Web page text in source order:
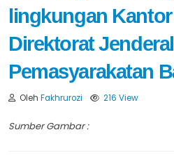
lingkungan
Direktorat Jenderal
Pemasyarakatan
Oleh Fakhrurozi 216 View
Sumber Gambar :